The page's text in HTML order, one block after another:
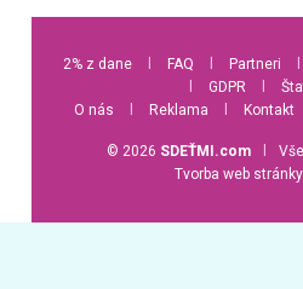
2% z dane FAQ Partneri
GDPR
O nás
Reklama Kontakt
© 2026 SDEŤMI.com
Tvorba web